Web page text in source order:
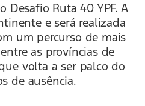
Desafio Ruta 40 YPF. A
e será realizada
um percurso de mais
as províncias de
volta a ser palco do
de ausência.